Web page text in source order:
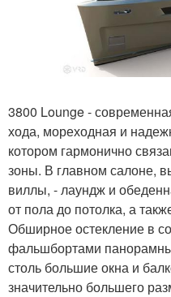
3800 Lounge -
хода, мореходная и
котором гармонично
зоны. В главном салоне,
виллы, - лаундж и
от пола до потолка, а
Обширное остекление в
фальшбортами
столь большие окна и
значительно большего